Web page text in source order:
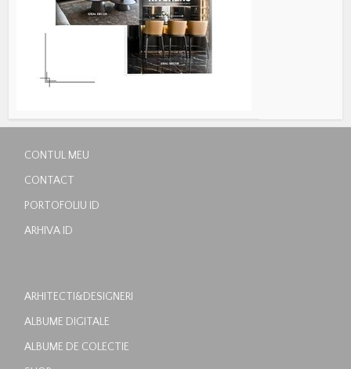
CONTUL MEU
CONTACT
PORTOFOLIU ID
ARHIVA ID
ARHITECTI&DESIGNERI
ALBUME DIGITALE
ALBUME DE COLECTIE